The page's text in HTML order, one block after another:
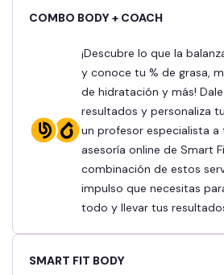
COMBO BODY + COACH
¡Descubre lo que la balanza común no te dice
y conoce tu % de grasa,
de hidratación y más!
resultados y personaliza
un profesor especialista a
asesoría online de Smart
combinación de estos
impulso que necesitas
todo y llevar tus
SMART FIT BODY